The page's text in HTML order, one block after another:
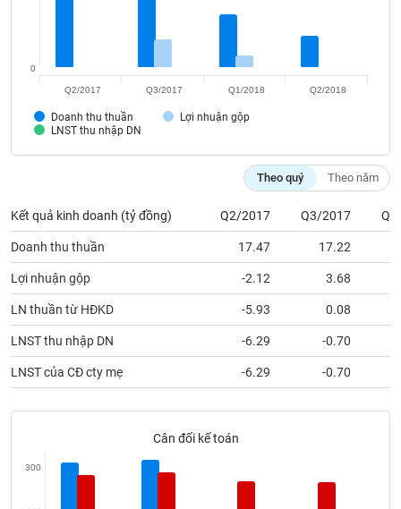
Doanh thu thuần
Lợi nhuận gộp
LNST thu nhập DN
0
Q2/2017 Q3/2017 Q1/2018 Q2/2018
Theo quý Theo năm
Kết quả kinh doanh (tỷ đồng) Q2/2017 Q3/2017
Doanh thu thuần 17.47 17.22
Lợi nhuận gộp -2.12 3.68
LN thuần từ HĐKD -5.93 0.08
LNST thu nhập DN -6.29 -0.70
LNST của CĐ cty mẹ -6.29 -0.70
Cân đối kế toán
300
VỤ
TRUYỀN
THÔNG
TIỆN
ÍCH
BẤT
ĐỘNG
chứng
khoán